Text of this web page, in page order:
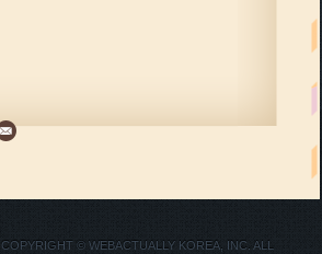
COPYRIGHT © WEBACTUALLY KOREA, INC. ALL